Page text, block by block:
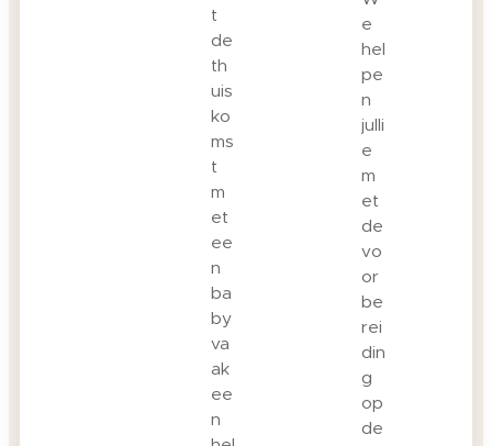
t
de
th
uis
ko
ms
t
m
et
ee
n
ba
by
va
ak
ee
n
e
hel
pe
n
julli
e
m
et
de
vo
or
be
rei
din
g
op
de